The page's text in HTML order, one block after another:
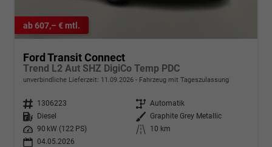
ab 607,– € mtl.
Ford Transit Connect
Trend L2 Aut SHZ DigiCo Temp PDC
unverbindliche Lieferzeit: 11.09.2026 Fahrzeug mit Tageszulassung
Fahrzeugnr. 1306223 Getriebe Automatik
Kraftstoff
Diesel Außenfarbe
Graphite Grey Metallic
Leistung
90 kW (122 PS) Kilometerstand
10 km
04.05.2026